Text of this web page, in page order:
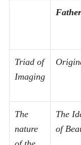
Father
Triad of
Imaging
The
nature
The
of